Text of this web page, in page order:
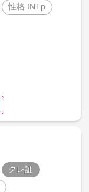
性格 INTp
クレ証